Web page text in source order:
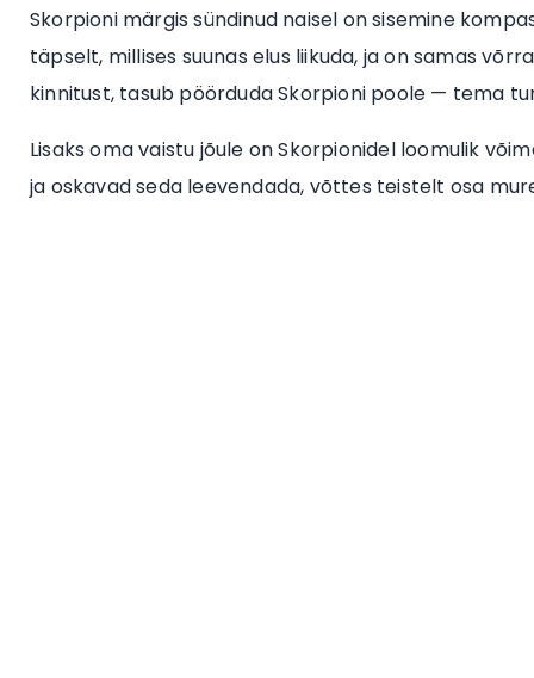
Skorpioni märgis sündinud naisel on sisemine
täpselt, millises suunas elus liikuda, ja on samas
kinnitust, tasub pöörduda Skorpioni poole — tema
Lisaks oma vaistu jõule on Skorpionidel loomulik
ja oskavad seda leevendada, võttes teistelt osa